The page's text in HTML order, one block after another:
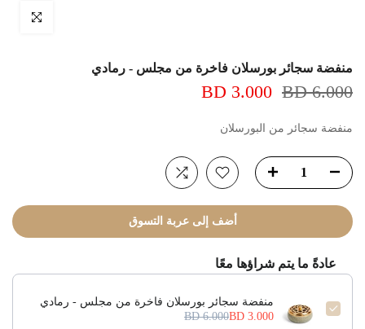
اضغط
منفضة سجائر بورسلان فاخرة من مجلس - رمادي
6.000 BD
3.000 BD
منفضة سجائر من البورسلان
أضف إلى عربة التسوق
عادةً ما يتم شراؤها معًا
منفضة سجائر بورسلان فاخرة من مجلس - رمادي
3.000 BD
6.000 BD